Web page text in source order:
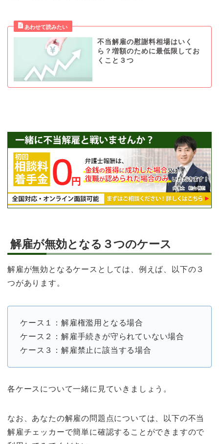
不当解雇の慰謝料相場はいく
ら？増額のために最低限してお
くこと３つ
解雇が無効となる３つのケース
解雇が無効となるケースとしては、例えば、以下の３
つがあります。
ケース１：解雇権濫用となる場合
ケース２：解雇手続きが守られていない場合
ケース３：解雇禁止に該当する場合
各ケースについて一緒に見ていきましょう。
なお、あなたの解雇の問題点については、以下の不当
解雇チェッカーで簡単に確認することができますので